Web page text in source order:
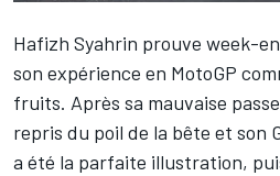
Hafizh Syahrin prouve week-
son expérience en MotoGP
fruits. Après sa mauvaise
repris du poil de la bête et son
a été la parfaite illustration,